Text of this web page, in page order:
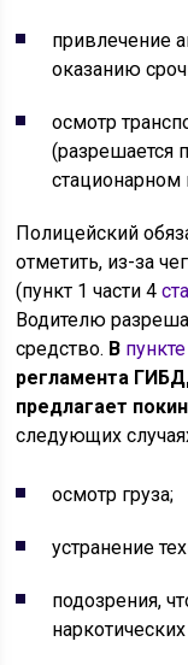
привлечение
оказанию
осмотр
(разрешается
стационарном
Полицейский
отметить, из-за
(пункт 1 части 4
Водителю
средство. В
регламента
предлагает
следующих
осмотр груза;
устранение
подозрения,